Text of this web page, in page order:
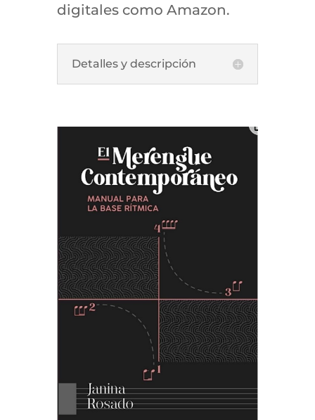
digitales como Amazon.
Detalles y descripción